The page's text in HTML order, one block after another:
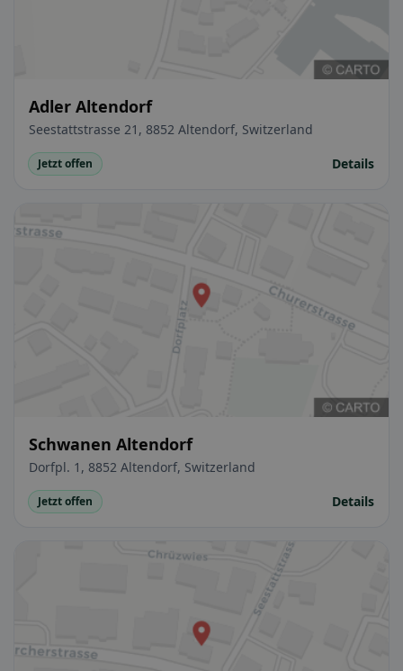
Adler Altendorf
Seestattstrasse 21, 8852 Altendorf, Switzerland
Jetzt offen Details
Schwanen Altendorf
Dorfpl. 1, 8852 Altendorf, Switzerland
Jetzt offen Details